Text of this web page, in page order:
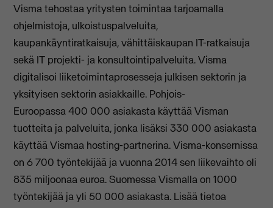
Visma tehostaa yritysten toimintaa tarjoamalla
ohjelmistoja, ulkoistuspalveluita,
kaupankäyntiratkaisuja, vähittäiskaupan IT-ratkaisuja
sekä IT projekti- ja konsultointipalveluita. Visma
digitalisoi liiketoimintaprosesseja julkisen sektorin ja
yksityisen sektorin asiakkaille. Pohjois-
Euroopassa 400 000 asiakasta käyttää Visman
tuotteita ja palveluita, jonka lisäksi 330 000 asiakasta
käyttää Vismaa hosting-partnerina. Visma-konsernissa
on 6 700 työntekijää ja vuonna 2014 sen liikevaihto oli
835 miljoonaa euroa. Suomessa Vismalla on 1000
työntekijää ja yli 50 000 asiakasta. Lisää tietoa